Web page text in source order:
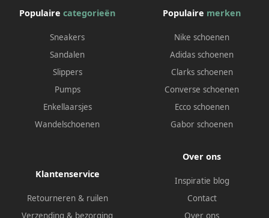
Populaire categorieën
Sneakers
Sandalen
Slippers
Pumps
Enkellaarsjes
Wandelschoenen
Populaire merken
Nike schoenen
Adidas schoenen
Clarks schoenen
Converse schoenen
Ecco schoenen
Gabor schoenen
Klantenservice
Retourneren & ruilen
Verzending & bezorging
Over ons
Inspiratie blog
Contact
Over ons